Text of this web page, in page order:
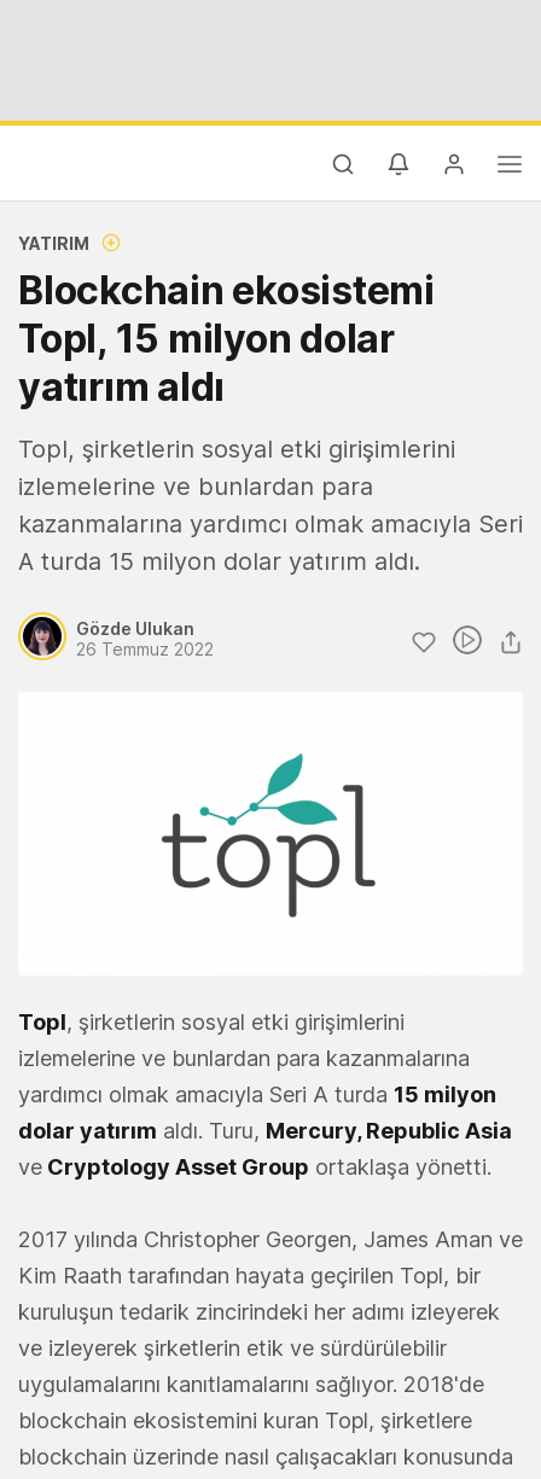
YATIRIM
Blockchain ekosistemi
Topl, 15 milyon dolar
yatırım aldı
Topl, şirketlerin sosyal etki girişimlerini
izlemelerine ve bunlardan para
kazanmalarına yardımcı olmak amacıyla Seri
A turda 15 milyon dolar yatırım aldı.
Gözde Ulukan
26 Temmuz 2022
Topl, şirketlerin sosyal etki girişimlerini
izlemelerine ve bunlardan para kazanmalarına
yardımcı olmak amacıyla Seri A turda 15 milyon
dolar yatırım aldı. Turu, Mercury, Republic Asia
ve Cryptology Asset Group ortaklaşa yönetti.
2017 yılında Christopher Georgen, James Aman ve
Kim Raath tarafından hayata geçirilen Topl, bir
kuruluşun tedarik zincirindeki her adımı izleyerek
ve izleyerek şirketlerin etik ve sürdürülebilir
uygulamalarını kanıtlamalarını sağlıyor. 2018'de
blockchain ekosistemini kuran Topl, şirketlere
blockchain üzerinde nasıl çalışacakları konusunda